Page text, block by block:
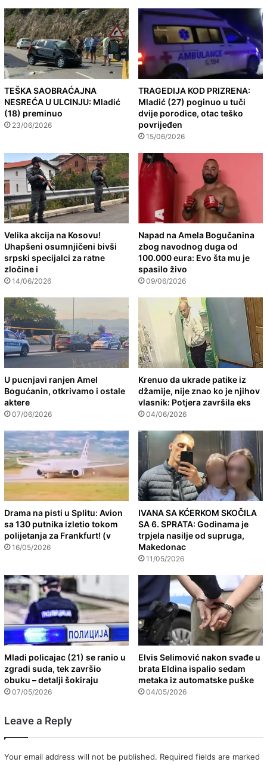
TEŠKA SAOBRAĆAJNA
NESREĆA U ULCINJU: Mladić
(18) preminuo
23/06/2026
TRAGEDIJA KOD PRIZRENA:
Mladić (27) poginuo u tuči
dvije porodice, otac teško
povrijeđen
15/06/2026
Velika akcija na Kosovu!
Uhapšeni osumnjičeni bivši
srpski specijalci za ratne
zločine i
14/06/2026
Napad na Amela Bogučanina
zbog navodnog duga od
100.000 eura: Evo šta mu je
spasilo živo
09/06/2026
U pucnjavi ranjen Amel
Bogućanin, otkrivamo i ostale
aktere
07/06/2026
Krenuo da ukrade patike iz
džamije, nije znao ko je njihov
vlasnik: Potjera završila eks
04/06/2026
Drama na pisti u Splitu: Avion
sa 130 putnika izletio tokom
polijetanja za Frankfurt! (v
16/05/2026
IVANA SA KĆERKOM SKOČILA
SA 6. SPRATA: Godinama je
trpjela nasilje od supruga,
Makedonac
11/05/2026
Mladi policajac (21) se ranio u
zgradi suda, tek završio
obuku – detalji šokiraju
07/05/2026
Elvis Selimović nakon svađe u
brata Eldina ispalio sedam
metaka iz automatske puške
04/05/2026
Leave a Reply
Your email address will not be published. Required fields are marked